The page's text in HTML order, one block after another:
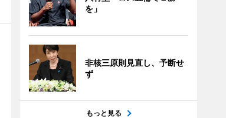
を」
非核三原則見直し、予断せ
ず
もっと見る